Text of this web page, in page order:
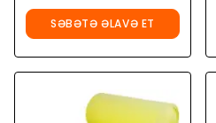
SƏBƏTƏ ƏLAVƏ ET